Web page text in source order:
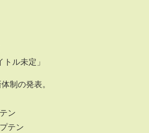
ル未定」
制の発表。
ン
テン